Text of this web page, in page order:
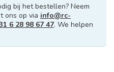
bij het bestellen? Neem
ons op via info@rc-
6 28 98 67 47. We helpen